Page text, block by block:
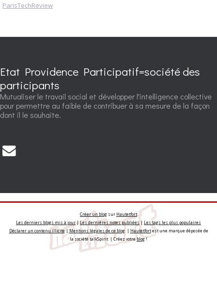
ParisTechReview
Etat Providence Participatif=société des
participants
Mutualiser le travail social et développer l'intelligence collective
pour permettre au faible de contribuer à sa mesure de la façon
dont il le souhaite.
Créer un blog sur Hautetfort
Les derniers blogs mis à jour|Les dernières notes publiées | Les tags les plus populaires
Déclarer un contenu illicite|Mentions légales de ce blog| Hautetfortest une marque déposée de
la société talkSpirit | Créez votreblog!